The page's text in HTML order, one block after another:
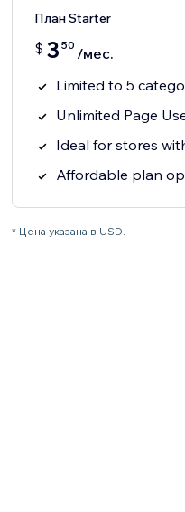
План Starter
$ 3 50 /мес.
Limited to 5
Unlimited Page
Ideal for stores
Affordable plan
* Цена указана в USD.